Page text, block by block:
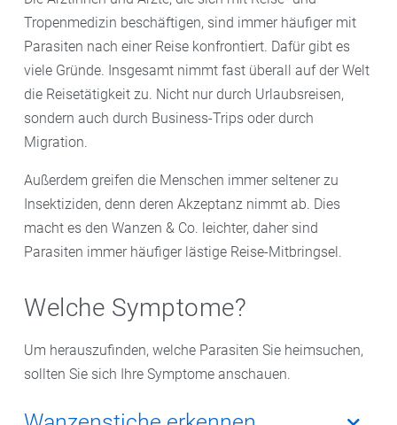
Tropenmedizin beschäftigen, sind immer häufiger mit
Parasiten nach einer Reise konfrontiert. Dafür gibt es
viele Gründe. Insgesamt nimmt fast überall auf der Welt
die Reisetätigkeit zu. Nicht nur durch Urlaubsreisen,
sondern auch durch Business-Trips oder durch
Migration.
Außerdem greifen die Menschen immer seltener zu
Insektiziden, denn deren Akzeptanz nimmt ab. Dies
macht es den Wanzen & Co. leichter, daher sind
Parasiten immer häufiger lästige Reise-Mitbringsel.
Welche Symptome?
Um herauszufinden, welche Parasiten Sie heimsuchen,
sollten Sie sich Ihre Symptome anschauen.